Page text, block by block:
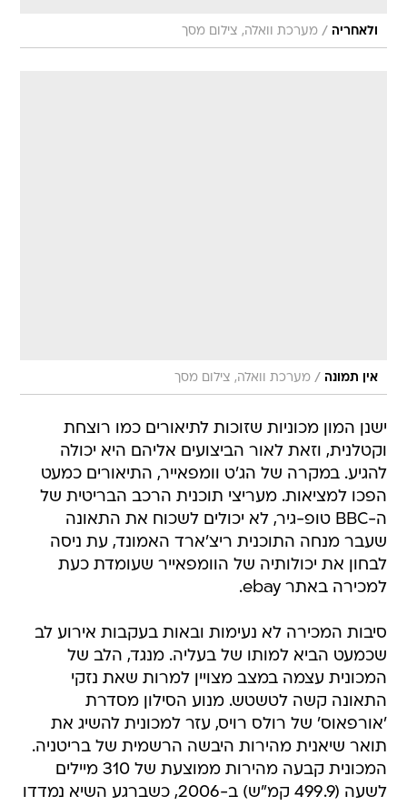
ולאחריה / מערכת וואלה, צילום מסך
אין תמונה / מערכת וואלה, צילום מסך
ישנן המון מכוניות שזוכות לתיאורים כמו רוצחת
וקטלנית, וזאת לאור הביצועים אליהם היא יכולה
להגיע. במקרה של הג'ט וומפאייר, התיאורים כמעט
הפכו למציאות. מעריצי תוכנית הרכב הבריטית של
ה-BBC טופ-גיר, לא יכולים לשכוח את התאונה
שעבר מנחה התוכנית ריצ'ארד האמונד, עת ניסה
לבחון את יכולותיה של הוומפאייר שעומדת כעת
למכירה באתר ebay.
סיבות המכירה לא נעימות ובאות בעקבות אירוע לב
שכמעט הביא למותו של בעליה. מנגד, הלב של
המכונית עצמה במצב מצויין למרות שאת נזקי
התאונה קשה לטשטש. מנוע הסילון מסדרת
'אורפאוס' של רולס רויס, עזר למכונית להשיג את
תואר שיאנית מהירות היבשה הרשמית של בריטניה.
המכונית קבעה מהירות ממוצעת של 310 מיילים
לשעה (499.9 קמ"ש) ב-2006, כשברגע השיא נמדדו